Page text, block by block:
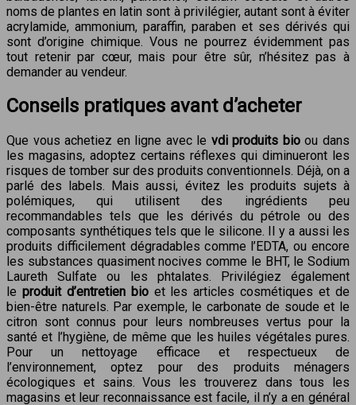
noms de plantes en latin sont à privilégier, autant sont à éviter
acrylamide, ammonium, paraffin, paraben et ses dérivés qui
sont d’origine chimique. Vous ne pourrez évidemment pas
tout retenir par cœur, mais pour être sûr, n’hésitez pas à
demander au vendeur.
Conseils pratiques avant d’acheter
Que vous achetiez en ligne avec le vdi produits bioou dans
les magasins, adoptez certains réflexes qui diminueront les
risques de tomber sur des produits conventionnels. Déjà, on a
parlé des labels. Mais aussi, évitez les produits sujets à
polémiques, qui utilisent des ingrédients peu
recommandables tels que les dérivés du pétrole ou des
composants synthétiques tels que le silicone. Il y a aussi les
produits difficilement dégradables comme l’EDTA, ou encore
les substances quasiment nocives comme le BHT, le Sodium
Laureth Sulfate ou les phtalates. Privilégiez également
le produit d’entretien bioet les articles cosmétiques et de
bien-être naturels. Par exemple, le carbonate de soude et le
citron sont connus pour leurs nombreuses vertus pour la
santé et l’hygiène, de même que les huiles végétales pures.
Pour un nettoyage efficace et respectueux de
l’environnement, optez pour des produits ménagers
écologiques et sains. Vous les trouverez dans tous les
magasins et leur reconnaissance est facile, il n’y a en général